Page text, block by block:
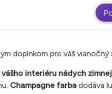
doplnkom pre váš
interiéru nádych
Champagne farba dodáva